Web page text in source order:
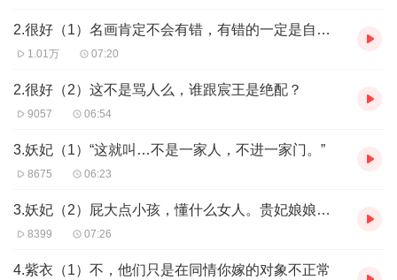
2.很好（1）名画肯定不会有错，有错的一定是自己鉴赏不到位
1.01万 07:20
2.很好（2）这不是骂人么，谁跟宸王是绝配？
9057 06:54
3.妖妃（1）“这就叫…不是一家人，不进一家门。”
8675 06:23
3.妖妃（2）屁大点小孩，懂什么女人。贵妃娘娘分明是仙女
8399 07:26
4.紫衣（1）不，他们只是在同情你嫁的对象不正常